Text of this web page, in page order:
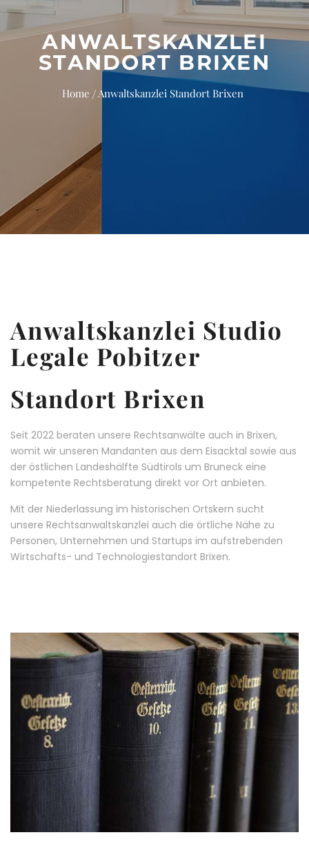
ANWALTSKANZLEI
STANDORT BRIXEN
Home Anwaltskanzlei Standort Brixen
Anwaltskanzlei Studio
Legale Pobitzer
Standort Brixen
Seit 2022 beraten unsere Rechtsanwälte auch in Brixen,
womit wir unseren Mandanten aus dem Eisacktal sowie aus
der östlichen Landeshälfte Südtirols um Bruneck eine
kompetente Rechtsberatung direkt vor Ort anbieten.
Mit der Niederlassung im historischen Ortskern sucht
unsere Rechtsanwaltskanzlei auch die örtliche Nähe zu
Personen, Unternehmen und Startups im aufstrebenden
Wirtschafts- und Technologiestandort Brixen.